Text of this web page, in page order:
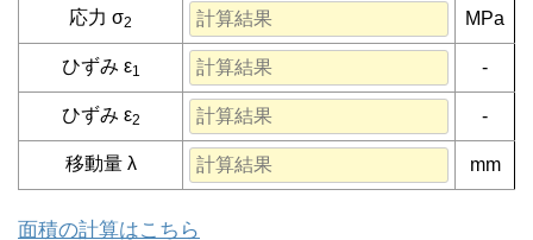
応力 σ2 MPa
ひずみ ε1 -
ひずみ ε2 -
移動量 λ mm
面積の計算はこちら